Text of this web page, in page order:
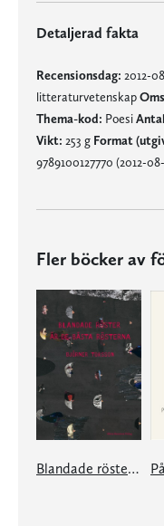
Detaljerad fakta
Recensionsdag: 2012-
litteraturvetenskap
Thema-kod: Poesi
Vikt: 253 g Format
9789100127770 (2012-
Fler böcker av
Blandade röster är de bästa rösterna